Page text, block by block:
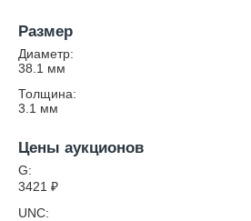
Размер
Диаметр:
38.1 мм
Толщина:
3.1 мм
Цены аукционов
G:
3421 ₽
UNC: